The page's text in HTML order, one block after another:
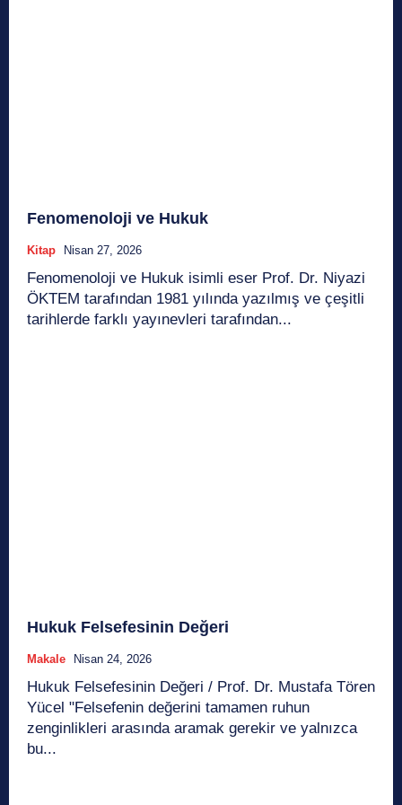
Fenomenoloji ve Hukuk
Kitap Nisan 27, 2026
Fenomenoloji ve Hukuk isimli eser Prof. Dr. Niyazi
ÖKTEM tarafından 1981 yılında yazılmış ve çeşitli
tarihlerde farklı yayınevleri tarafından...
Hukuk Felsefesinin Değeri
Makale Nisan 24, 2026
Hukuk Felsefesinin Değeri / Prof. Dr. Mustafa Tören
Yücel "Felsefenin değerini tamamen ruhun
zenginlikleri arasında aramak gerekir ve yalnızca
bu...